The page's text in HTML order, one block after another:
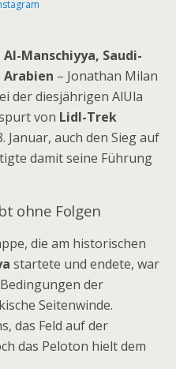
Al-Manschiyya, Saudi-
Arabien – Jonathan Milan
der diesjährigen AlUla
von Lidl-Trek
Januar, auch den Sieg auf
damit seine Führung
ohne Folgen
die am historischen
startete und endete, war
der
Seitenwinde.
das Feld auf der
das Peloton hielt dem